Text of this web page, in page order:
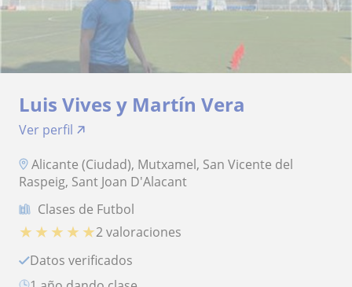
Luis Vives y Martín Vera
Ver perfil
Alicante (Ciudad), Mutxamel, San Vicente del
Raspeig, Sant Joan D'Alacant
Clases de Futbol
★ ★ ★ ★ ★2 valoraciones
Datos verificados